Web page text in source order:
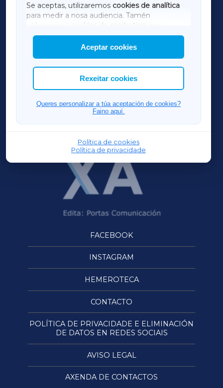
Se aceptas, utilizaremos cookies de analítica
para medir a nosa audiencia. Tamén
utilizaremos
cookies de marketing
mostrar publicidade de terceiros.
Así mesmo, podes personalizar a elección das
cookies que desexas permitir.
Aceptar cookies
Rexeitar cookies
Queres personalizar a túa aceptación de cookies?
Faino aquí.
Política de cookies
Política de privacidade
AMARIÑAXA
RIBEIRASACRAXA
ACORUÑAXA
FERROLXA
OURENSEXA
FACEBOOK
INSTAGRAM
HEMEROTECA
CONTACTO
POLÍTICA DE PRIVACIDADE E ELIMINACIÓN
DE DATOS EN REDES SOCIAIS
AVISO LEGAL
AXENDA DE CONTACTOS